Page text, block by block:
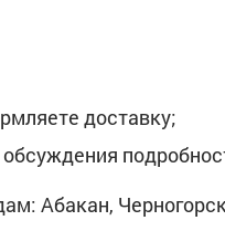
доставку;
Абакан,